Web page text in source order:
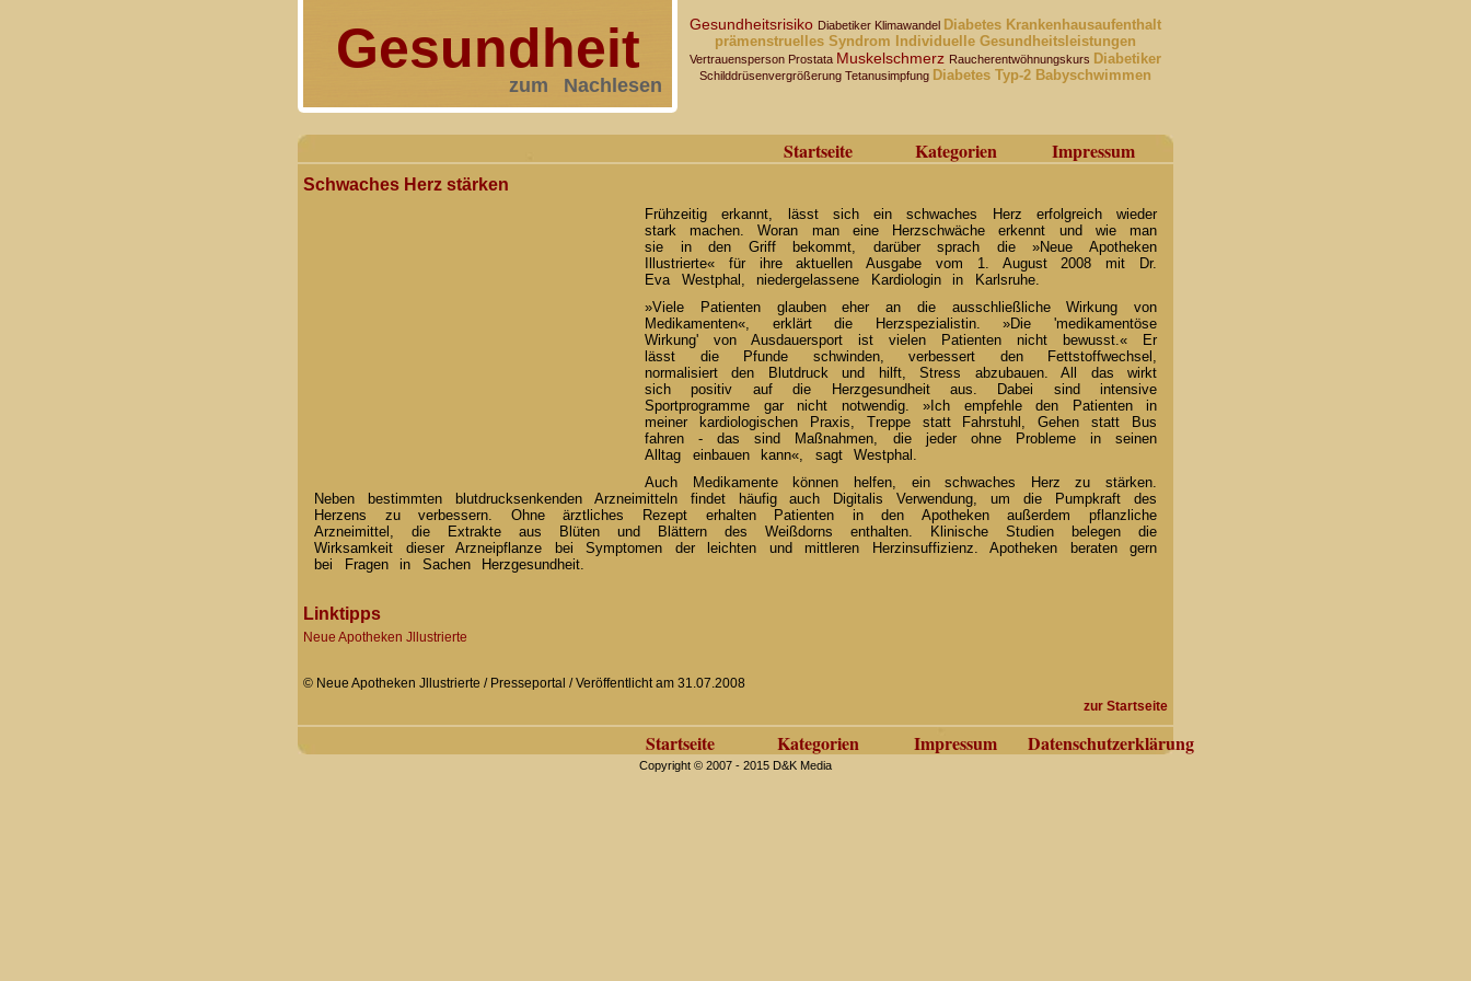
Gesundheit
zum Nachlesen
Gesundheitsrisiko Diabetiker Klimawandel Diabetes Krankenhausaufenthalt
prämenstruelles Syndrom
Individuelle Gesundheitsleistungen
Vertrauensperson Prostata Muskelschmerz Raucherentwöhnungskurs Diabetiker
Schilddrüsenvergrößerung Tetanusimpfung Diabetes Typ-2 Babyschwimmen
Startseite Kategorien Impressum
Schwaches Herz stärken
Frühzeitig erkannt, lässt sich ein schwaches Herz erfolgreich wieder
stark machen. Woran man eine Herzschwäche erkennt und wie man
sie in den Griff bekommt, darüber sprach die »Neue Apotheken
Illustrierte« für ihre aktuellen Ausgabe vom 1. August 2008 mit Dr.
Eva Westphal, niedergelassene Kardiologin in Karlsruhe.
»Viele Patienten glauben eher an die ausschließliche Wirkung von
Medikamenten«, erklärt die Herzspezialistin. »Die 'medikamentöse
Wirkung' von Ausdauersport ist vielen Patienten nicht bewusst.« Er
lässt die Pfunde schwinden, verbessert den Fettstoffwechsel,
normalisiert den Blutdruck und hilft, Stress abzubauen. All das wirkt
sich positiv auf die Herzgesundheit aus. Dabei sind intensive
Sportprogramme gar nicht notwendig. »Ich empfehle den Patienten in
meiner kardiologischen Praxis, Treppe statt Fahrstuhl, Gehen statt Bus
fahren - das sind Maßnahmen, die jeder ohne Probleme in seinen
Alltag einbauen kann«, sagt Westphal.
Auch Medikamente können helfen, ein schwaches Herz zu stärken.
Neben bestimmten blutdrucksenkenden Arzneimitteln findet häufig auch Digitalis Verwendung, um die Pumpkraft des
Herzens zu verbessern. Ohne ärztliches Rezept erhalten Patienten in den Apotheken außerdem pflanzliche
Arzneimittel, die Extrakte aus Blüten und Blättern des Weißdorns enthalten. Klinische Studien belegen die
Wirksamkeit dieser Arzneipflanze bei Symptomen der leichten und mittleren Herzinsuffizienz. Apotheken beraten gern
bei Fragen in Sachen Herzgesundheit.
Linktipps
Neue Apotheken Jllustrierte
© Neue Apotheken Jllustrierte / Presseportal / Veröffentlicht am 31.07.2008
zur Startseite
Startseite Kategorien Impressum Datenschutzerklärung
Copyright © 2007 - 2015 D&K Media